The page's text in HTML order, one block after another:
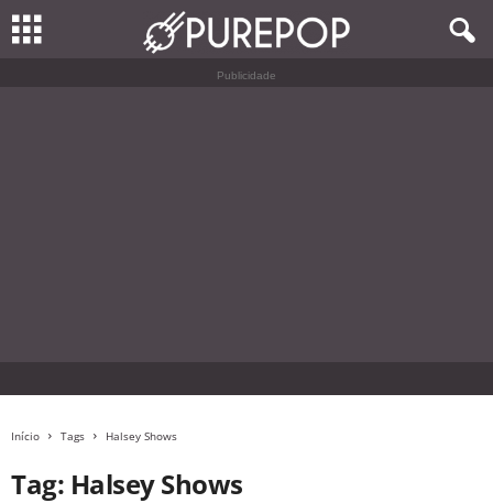
Publicidade
Início Tags Halsey Shows
Tag: Halsey Shows